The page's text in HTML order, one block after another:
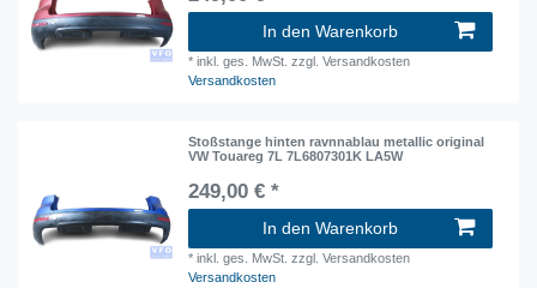
In den Warenkorb
*inkl. ges. MwSt. zzgl. Versandkosten
Versandkosten
Stoßstange hinten ravnnablau metallic original
VW Touareg 7L 7L6807301K LA5W
249,00 € *
In den Warenkorb
*inkl. ges. MwSt. zzgl. Versandkosten
Versandkosten